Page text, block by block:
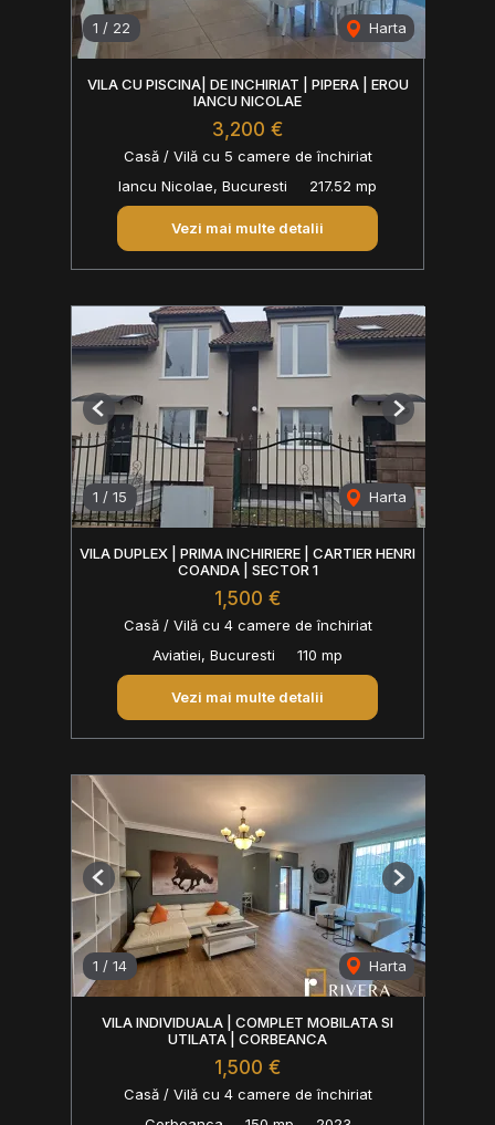
1 / 22 Harta
VILA CU PISCINA| DE INCHIRIAT | PIPERA | EROU
IANCU NICOLAE
3,200 €
Casă / Vilă cu 5 camere de închiriat
Iancu Nicolae, Bucuresti
217.52 mp
Vezi mai multe detalii
1 / 15 Harta
Previous Next
VILA DUPLEX | PRIMA INCHIRIERE | CARTIER HENRI
COANDA | SECTOR 1
1,500 €
Casă / Vilă cu 4 camere de închiriat
Aviatiei, Bucuresti
110 mp
Vezi mai multe detalii
1 / 14 Harta
Previous Next
VILA INDIVIDUALA | COMPLET MOBILATA SI
UTILATA | CORBEANCA
1,500 €
Casă / Vilă cu 4 camere de închiriat